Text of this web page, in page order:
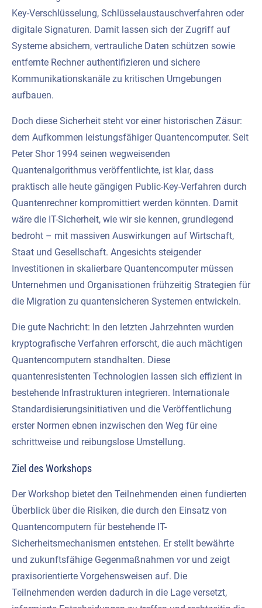
Key-Verschlüsselung, Schlüsselaustauschverfahren oder
digitale Signaturen. Damit lassen sich der Zugriff auf
Systeme absichern, vertrauliche Daten schützen sowie
entfernte Rechner authentifizieren und sichere
Kommunikationskanäle zu kritischen Umgebungen
aufbauen.
Doch diese Sicherheit steht vor einer historischen Zäsur:
dem Aufkommen leistungsfähiger Quantencomputer. Seit
Peter Shor 1994 seinen wegweisenden
Quantenalgorithmus veröffentlichte, ist klar, dass
praktisch alle heute gängigen Public-Key-Verfahren durch
Quantenrechner kompromittiert werden könnten. Damit
wäre die IT-Sicherheit, wie wir sie kennen, grundlegend
bedroht – mit massiven Auswirkungen auf Wirtschaft,
Staat und Gesellschaft. Angesichts steigender
Investitionen in skalierbare Quantencomputer müssen
Unternehmen und Organisationen frühzeitig Strategien für
die Migration zu quantensicheren Systemen entwickeln.
Die gute Nachricht: In den letzten Jahrzehnten wurden
kryptografische Verfahren erforscht, die auch mächtigen
Quantencomputern standhalten. Diese
quantenresistenten Technologien lassen sich effizient in
bestehende Infrastrukturen integrieren. Internationale
Standardisierungsinitiativen und die Veröffentlichung
erster Normen ebnen inzwischen den Weg für eine
schrittweise und reibungslose Umstellung.
Ziel des Workshops
Der Workshop bietet den Teilnehmenden einen fundierten
Überblick über die Risiken, die durch den Einsatz von
Quantencomputern für bestehende IT-
Sicherheitsmechanismen entstehen. Er stellt bewährte
und zukunftsfähige Gegenmaßnahmen vor und zeigt
praxisorientierte Vorgehensweisen auf. Die
Teilnehmenden werden dadurch in die Lage versetzt,